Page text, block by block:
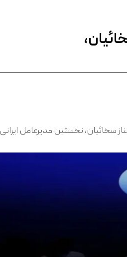
سخائیان، نخستین مدیرعامل ایرانی